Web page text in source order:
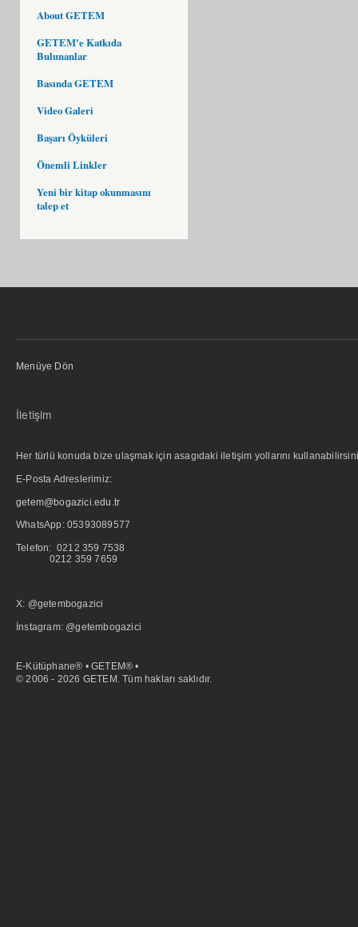
About GETEM
GETEM'e Katkıda
Bulunanlar
Basında GETEM
Video Galeri
Başarı Öyküleri
Önemli Linkler
Yeni bir kitap okunmasını
talep et
Menüye Dön
İletişim
Her türlü konuda bize ulaşmak için asagıdaki iletişim yollarını
E-Posta Adreslerimiz:
getem@bogazici.edu.tr
WhatsApp: 05393089577
Telefon: 0212 359 7538
0212 359 7659
X: @getembogazici
İnstagram: @getembogazici
E-Kütüphane® • GETEM® •
© 2006 - 2026 GETEM. Tüm hakları saklıdır.